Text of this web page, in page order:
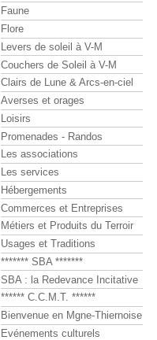
Faune
Flore
Levers de soleil à V-M
Couchers de Soleil à V-M
Clairs de Lune & Arcs-en-ciel
Averses et orages
Loisirs
Promenades - Randos
Les associations
Les services
Hébergements
Commerces et Entreprises
Métiers et Produits du Terroir
Usages et Traditions
******* SBA *******
SBA : la Redevance Incitative
****** C.C.M.T. ******
Bienvenue en Mgne-Thiernoise
Evénements culturels